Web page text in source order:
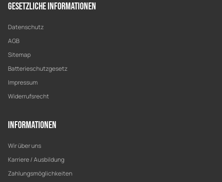
Gesetzliche Informationen
Datenschutz
AGB
Sitemap
Batterieschutzgesetz
Impressum
Widerrufsrecht
Informationen
Wir über uns
Karriere / Ausbildung
Zahlungsmöglichkeiten